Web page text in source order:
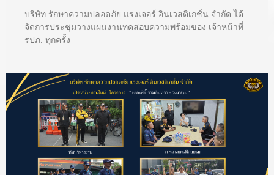
บริษัท รักษาความปลอดภัย แรงเจอร์ อินเวสติเกชั่น จำกัด ได้
จัดการประชุมวางแผนงานทดสอบความพร้อมของ เจ้าหน้าที่
รปภ. ทุกครั้ง